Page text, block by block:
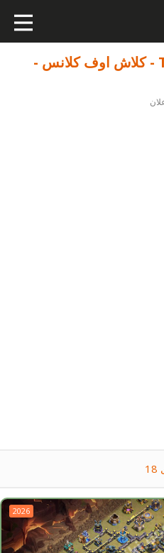
تصميم قاعدة حرب TH 18 - كلاش اوف كلانس -
2026